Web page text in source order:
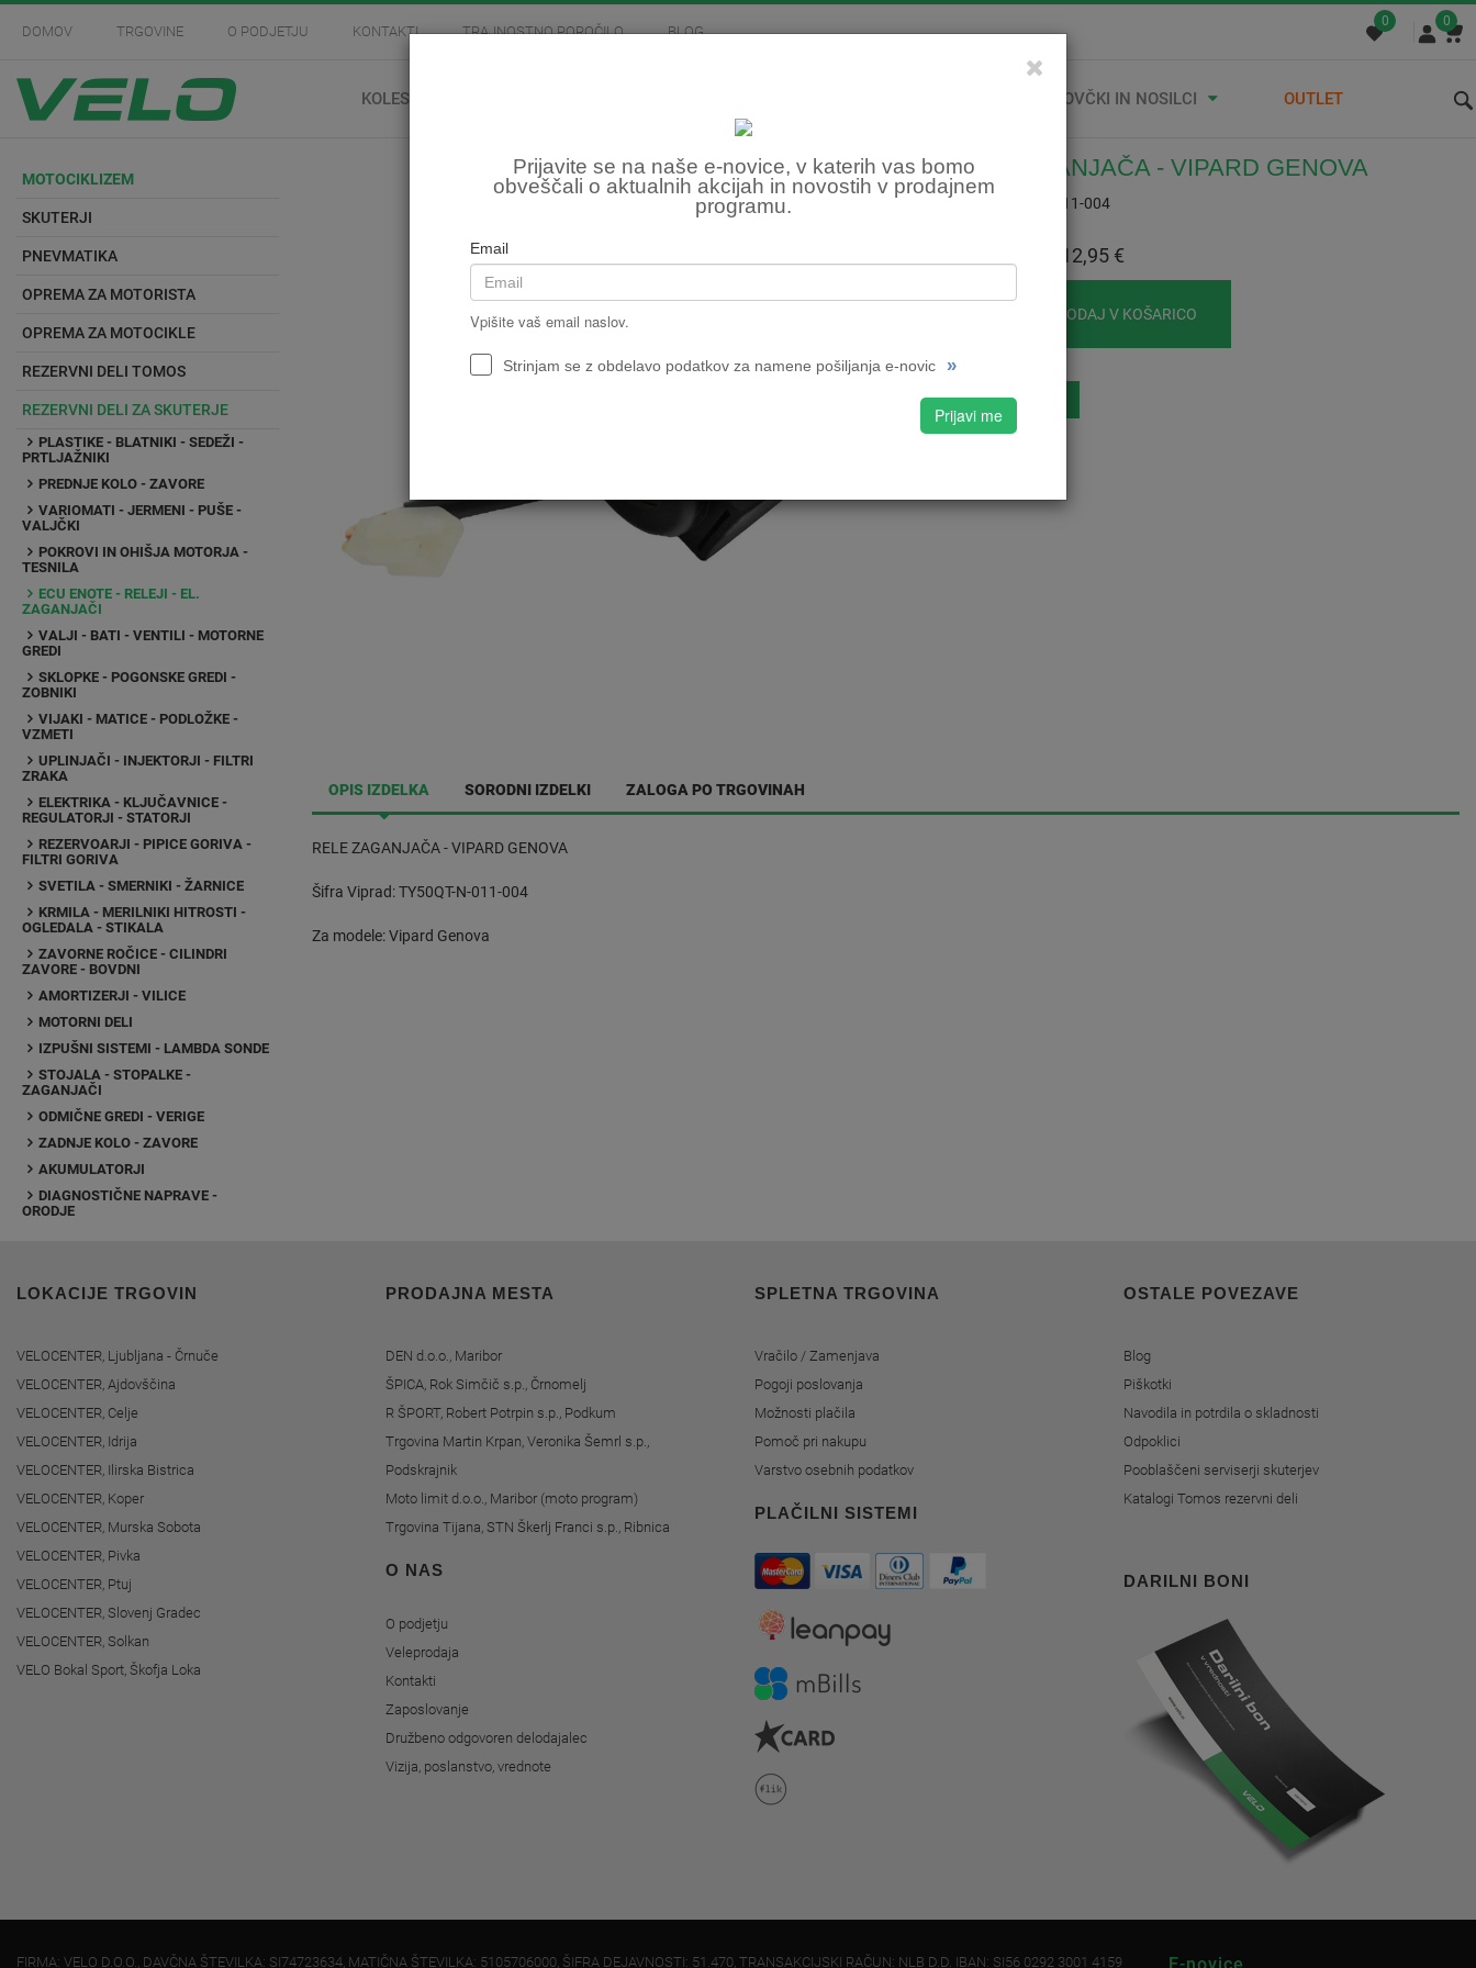
Prijavite se na naše e-novice, v katerih vas bomo
obveščali o aktualnih akcijah in novostih v prodajnem
programu.
Email
Vpišite vaš email naslov.
Strinjam se z obdelavo podatkov za namene pošiljanja e-novic »
Prijavi me
DOMOV TRGOVINE O PODJETJU KONTAKTI TRAJNOSTNO POROČILO BLOG
0 0
KOLESARSTVO STREŠNI KOVČKI IN NOSILCI OUTLET
MOTOCIKLIZEM
SKUTERJI
PNEVMATIKA
OPREMA ZA MOTORISTA
OPREMA ZA MOTOCIKLE
REZERVNI DELI TOMOS
REZERVNI DELI ZA SKUTERJE
PLASTIKE - BLATNIKI - SEDEŽI -
PRTLJAŽNIKI
PREDNJE KOLO - ZAVORE
VARIOMATI - JERMENI - PUŠE -
VALJČKI
POKROVI IN OHIŠJA MOTORJA -
TESNILA
ECU ENOTE - RELEJI - EL.
ZAGANJAČI
VALJI - BATI - VENTILI - MOTORNE
GREDI
SKLOPKE - POGONSKE GREDI -
ZOBNIKI
VIJAKI - MATICE - PODLOŽKE -
VZMETI
UPLINJAČI - INJEKTORJI - FILTRI
ZRAKA
ELEKTRIKA - KLJUČAVNICE -
REGULATORJI - STATORJI
REZERVOARJI - PIPICE GORIVA -
FILTRI GORIVA
SVETILA - SMERNIKI - ŽARNICE
KRMILA - MERILNIKI HITROSTI -
OGLEDALA - STIKALA
ZAVORNE ROČICE - CILINDRI
ZAVORE - BOVDNI
AMORTIZERJI - VILICE
MOTORNI DELI
IZPUŠNI SISTEMI - LAMBDA SONDE
STOJALA - STOPALKE -
ZAGANJAČI
ODMIČNE GREDI - VERIGE
ZADNJE KOLO - ZAVORE
AKUMULATORJI
DIAGNOSTIČNE NAPRAVE -
ORODJE
RELE ZAGANJAČA - VIPARD GENOVA
Šifra:
TY50QT-N-011-004
12,95 €
DODAJ V KOŠARICO
Seznam Želja
OPIS IZDELKA SORODNI IZDELKI ZALOGA PO TRGOVINAH
RELE ZAGANJAČA - VIPARD GENOVA
Šifra Viprad: TY50QT-N-011-004
Za modele: Vipard Genova
LOKACIJE TRGOVIN
VELOCENTER, Ljubljana - Črnuče
VELOCENTER, Ajdovščina
VELOCENTER, Celje
VELOCENTER, Idrija
VELOCENTER, Ilirska Bistrica
VELOCENTER, Koper
VELOCENTER, Murska Sobota
VELOCENTER, Pivka
VELOCENTER, Ptuj
VELOCENTER, Slovenj Gradec
VELOCENTER, Solkan
VELO Bokal Sport, Škofja Loka
PRODAJNA MESTA
DEN d.o.o., Maribor
ŠPICA, Rok Simčič s.p., Črnomelj
R ŠPORT, Robert Potrpin s.p., Podkum
Trgovina Martin Krpan, Veronika Šemrl s.p.,
Podskrajnik
Moto limit d.o.o., Maribor (moto program)
Trgovina Tijana, STN Škerlj Franci s.p., Ribnica
O NAS
O podjetju
Veleprodaja
Kontakti
Zaposlovanje
Družbeno odgovoren delodajalec
Vizija, poslanstvo, vrednote
SPLETNA TRGOVINA
Vračilo / Zamenjava
Pogoji poslovanja
Možnosti plačila
Pomoč pri nakupu
Varstvo osebnih podatkov
PLAČILNI SISTEMI
OSTALE POVEZAVE
Blog
Piškotki
Navodila in potrdila o skladnosti
Odpoklici
Pooblaščeni serviserji skuterjev
Katalogi Tomos rezervni deli
DARILNI BONI
FIRMA: VELO D.O.O., DAVČNA ŠTEVILKA: SI74723634, MATIČNA ŠTEVILKA: 5105706000, ŠIFRA DEJAVNOSTI: 51.470, TRANSAKCIJSKI RAČUN: NLB D.D. IBAN: SI56 0292 3001 4159